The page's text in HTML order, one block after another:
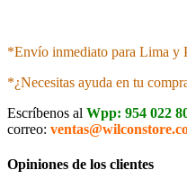
*Envío inmediato para Lima y
*¿Necesitas ayuda en tu
Escríbenos al Wpp: 954 022
correo:
Opiniones de los clientes